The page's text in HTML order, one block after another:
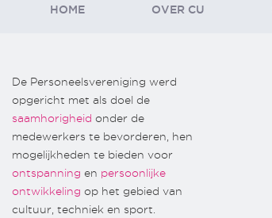
HOME OVER CU
De Personeelsvereniging werd
opgericht met als doel de
saamhorigheid onder de
medewerkers te bevorderen, hen
mogelijkheden te bieden voor
ontspanning en persoonlijke
ontwikkeling op het gebied van
cultuur, techniek en sport.